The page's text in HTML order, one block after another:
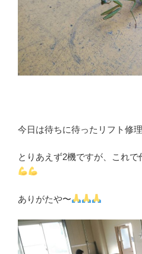
今日は待ちに待ったリフト修
とりあえず2機ですが、これ
ありがたや〜